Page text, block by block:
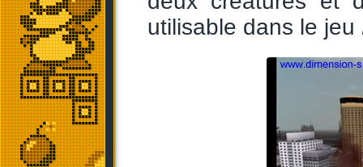
utilisable dans le jeu